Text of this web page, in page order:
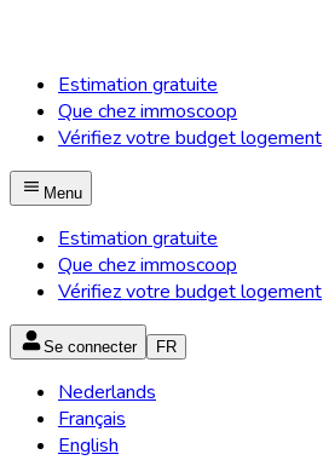
Estimation gratuite
Que chez immoscoop
Vérifiez votre budget logement
Menu
Estimation gratuite
Que chez immoscoop
Vérifiez votre budget logement
Se connecter FR
Nederlands
Français
English